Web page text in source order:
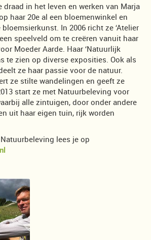
draad in het leven en werken van Marja
haar 20e al een bloemenwinkel en
In 2006 richt ze ‘Atelier
speelveld om te creëren vanuit haar
Moeder Aarde. Haar ‘Natuurlijk
te zien op diverse exposities. Ook als
ze haar passie voor de natuur.
ze stilte wandelingen en geeft ze
start ze met Natuurbeleving voor
alle zintuigen, door onder andere
uit haar eigen tuin, rijk worden
lees je op